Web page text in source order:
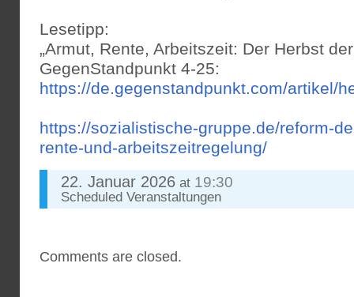
Lesetipp:
„Armut, Rente, Arbeitszeit: Der Herbst
GegenStandpunkt 4-25:
https://de.gegenstandpunkt.com/artikel/
https://sozialistische-gruppe.de/reform-
rente-und-arbeitszeitregelung/
22. Januar 2026 at 19:30
Scheduled Veranstaltungen
Comments are closed.